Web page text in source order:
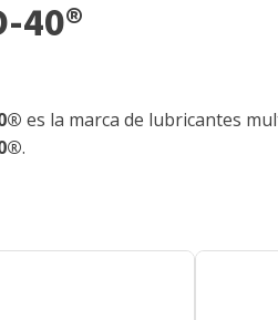
40®
es la marca de lubricantes
.